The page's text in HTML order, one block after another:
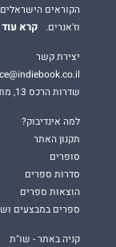
הקוראים
וז'אנרים.
קרא עוד
יצירת קשר
שדרות הרכס 13, מודיעין
למה אינדיבוק?
תקנון האתר
סופרים
סדרות ספרים
הוצאות ספרים
ספרים במבצעים
קניה באתר - שו"ת